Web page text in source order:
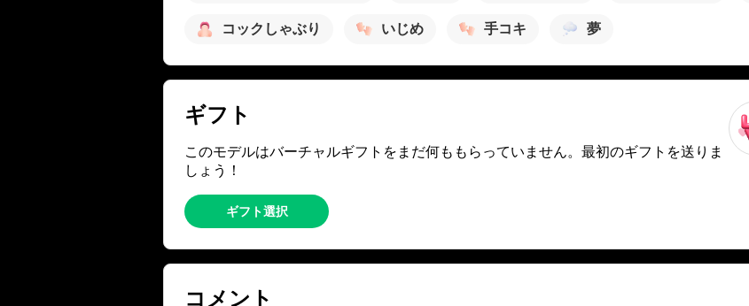
コックしゃぶり いじめ 手コキ 夢
ギフト
このモデルはバーチャルギフトをまだ何ももらっていません。最初のギフトを送りま
しょう！
ギフト選択
コメント